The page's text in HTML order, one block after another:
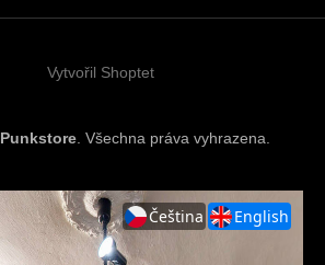
Vytvořil Shoptet
Punkstore . Všechna práva vyhrazena.